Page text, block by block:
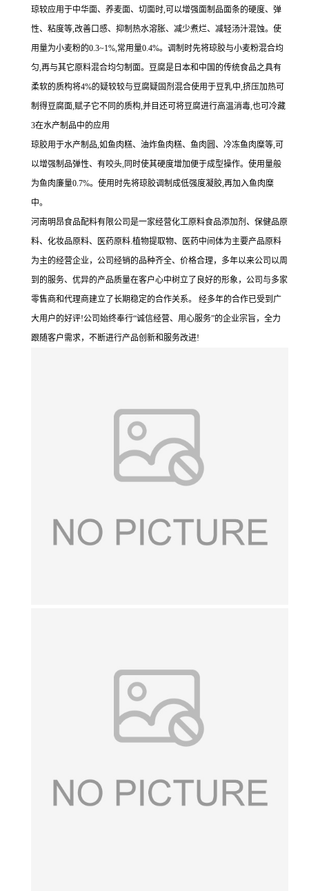
琼较应用于中华面、养麦面、切面时,可以增强面制品面条的硬度、弹
性、粘度等,改善口感、抑制热水溶胀、减少煮烂、减轻汤汁混蚀。使
用量为小麦粉的0.3~1%,常用量0.4%。调制时先将琼胶与小麦粉混合均
匀,再与其它原料混合均匀制面。豆腐是日本和中国的传统食品之具有
柔软的质构将4%的疑较较与豆腐疑固剂混合使用于豆乳中,挤压加热可
制得豆腐面,赋子它不同的质构,并目还可将豆腐进行高温消毒,也可冷藏
3在水产制品中的应用
琼胶用于水产制品,如鱼肉糕、油炸鱼肉糕、鱼肉圆、冷冻鱼肉糜等,可
以增强制品弹性、有咬头,同时使其硬度增加便于成型操作。使用量般
为鱼肉廉量0.7%。使用时先将琼胶调制成低强度凝胶,再加入鱼肉糜
中。
河南明昂食品配料有限公司是一家经营化工原料食品添加剂、保健品原
料、化妆品原料、医药原料.植物提取物、医药中间体为主要产品原料
为主的经营企业，公司经销的品种齐全、价格合理，多年以来公司以周
到的服务、优异的产品质量在客户心中树立了良好的形象，公司与多家
零售商和代理商建立了长期稳定的合作关系。 经多年的合作已受到广
大用户的好评!公司始终奉行“诚信经营、用心服务”的企业宗旨，全力
跟随客户需求，不断进行产品创新和服务改进!